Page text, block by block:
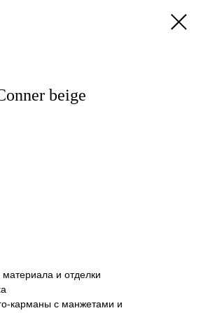
beige
и отделки
карманы с манжетами и